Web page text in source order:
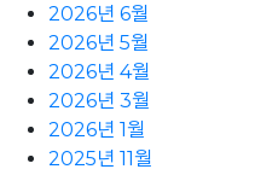
2026년 6월
2026년 5월
2026년 4월
2026년 3월
2026년 1월
2025년 11월